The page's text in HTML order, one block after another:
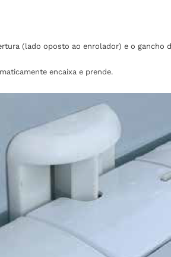
(lado oposto ao enrolador) e o gancho
encaixa e prende.